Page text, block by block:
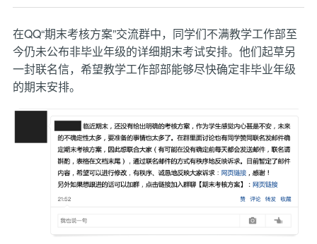
在QQ“期末考核方案”交流群中，同学们不满教学工作部至
今仍未公布非毕业年级的详细期末考试安排。他们起草另
一封联名信，希望教学工作部部能够尽快确定非毕业年级
的期末安排。